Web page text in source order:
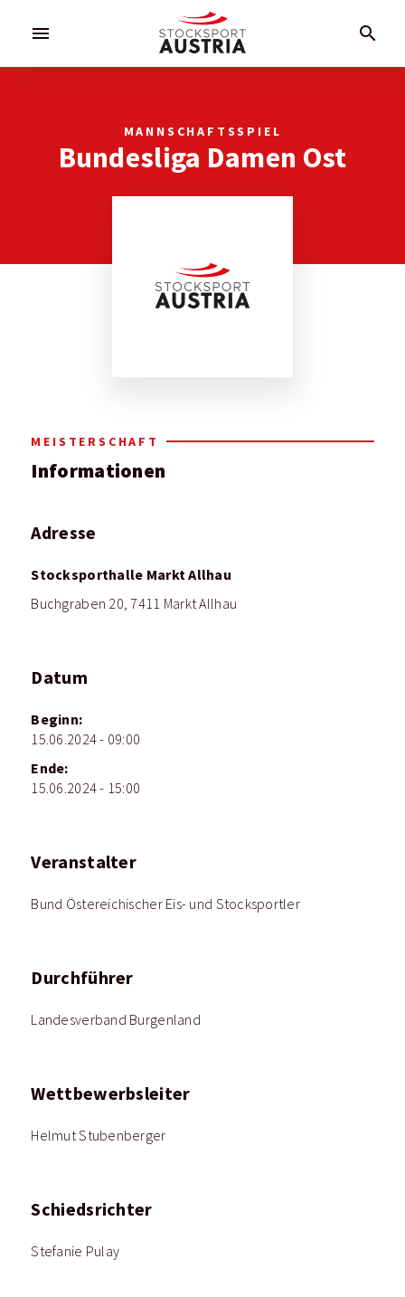
menu search
MANNSCHAFTSSPIEL
Bundesliga Damen Ost
MEISTERSCHAFT
Informationen
Adresse
Stocksporthalle Markt Allhau
Buchgraben 20, 7411 Markt Allhau
Datum
Beginn:
15.06.2024 - 09:00
Ende:
15.06.2024 - 15:00
Veranstalter
Bund Östereichischer Eis- und Stocksportler
Durchführer
Landesverband Burgenland
Wettbewerbsleiter
Helmut Stubenberger
Schiedsrichter
Stefanie Pulay